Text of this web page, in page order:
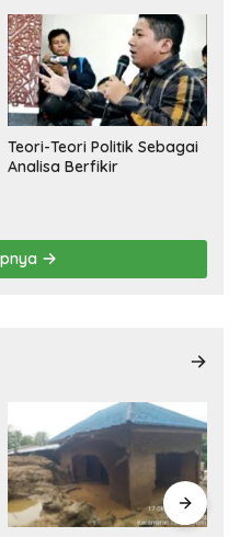
Teori-Teori Politik Sebagai
Analisa Berfikir